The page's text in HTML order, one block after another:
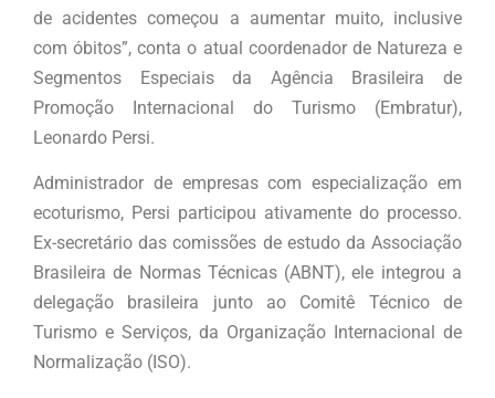
de acidentes começou a aumentar muito, inclusive
com óbitos”, conta o atual coordenador de Natureza e
Segmentos Especiais da Agência Brasileira de
Promoção Internacional do Turismo (Embratur),
Leonardo Persi.
Administrador de empresas com especialização em
ecoturismo, Persi participou ativamente do processo.
Ex-secretário das comissões de estudo da Associação
Brasileira de Normas Técnicas (ABNT), ele integrou a
delegação brasileira junto ao Comitê Técnico de
Turismo e Serviços, da Organização Internacional de
Normalização (ISO).